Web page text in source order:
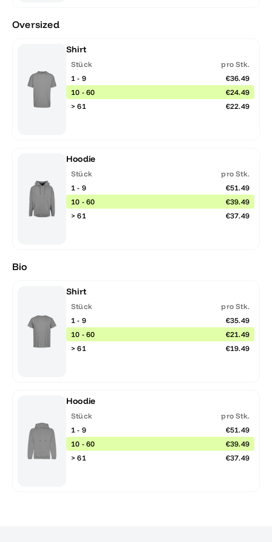
Oversized
Shirt
Stück
pro Stk.
1 - 9
€36.49
10 - 60
€24.49
> 61
€22.49
Hoodie
Stück
pro Stk.
1 - 9
€51.49
10 - 60
€39.49
> 61
€37.49
Bio
Shirt
Stück
pro Stk.
1 - 9
€35.49
10 - 60
€21.49
> 61
€19.49
Hoodie
Stück
pro Stk.
1 - 9
€51.49
10 - 60
€39.49
> 61
€37.49